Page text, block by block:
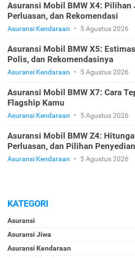
Asuransi Mobil BMW X4: Pilihan
Perluasan, dan Rekomendasi
Asuransi Kendaraan • 5 Agustus 2026
Asuransi Mobil BMW X5:
Polis, dan Rekomendasinya
Asuransi Kendaraan • 5 Agustus 2026
Asuransi Mobil BMW X7: Cara
Flagship Kamu
Asuransi Kendaraan • 5 Agustus 2026
Asuransi Mobil BMW Z4:
Perluasan, dan Pilihan
Asuransi Kendaraan • 5 Agustus 2026
KATEGORI
Asuransi
Asuransi Jiwa
Asuransi Kendaraan